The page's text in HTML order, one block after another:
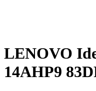
LENOVO
14AHP9